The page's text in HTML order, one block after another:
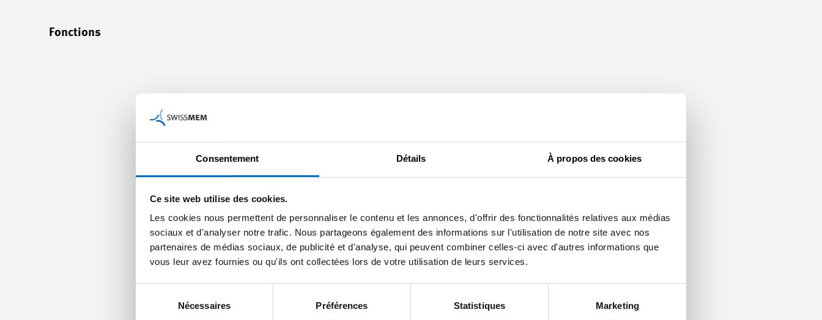
Consentement Détails À propos des cookies
Ce site web utilise des cookies.
Les cookies nous permettent de personnaliser le contenu et les annonces, d'offrir des fonctionnalités relatives aux médias
sociaux et d'analyser notre trafic. Nous partageons également des informations sur l'utilisation de notre site avec nos
partenaires de médias sociaux, de publicité et d'analyse, qui peuvent combiner celles-ci avec d'autres informations que
vous leur avez fournies ou qu'ils ont collectées lors de votre utilisation de leurs services.
Nécessaires Préférences Statistiques Marketing
Fonctions